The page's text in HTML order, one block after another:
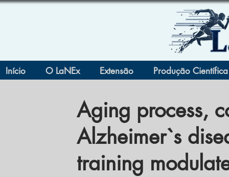
Início O LaNEx Extensão Produção Científica
Aging process,
Alzheimer`s
training